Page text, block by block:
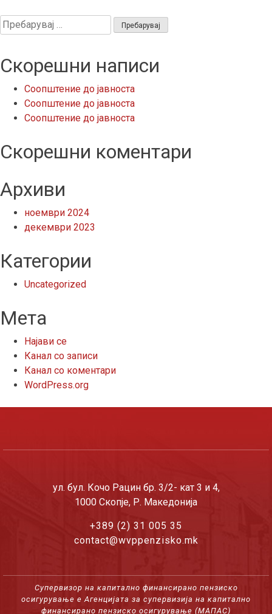
Пребарувај
за:
Скорешни написи
Соопштение до јавноста
Соопштение до јавноста
Соопштение до јавноста
Скорешни коментари
Архиви
ноември 2024
декември 2023
Категории
Uncategorized
Мета
Најави се
Канал со записи
Канал со коментари
WordPress.org
ул. бул. Кочо Рацин бр. 3/2- кат 3 и 4,
1000 Скопје, Р. Македонија
+389 (2) 31 005 35
contact@wvppenzisko.mk
Супервизор на капитално финансирано пензиско
осигурување е Агенцијата за супервизија на капитално
финансирано пензиско осигурување (МАПАС)